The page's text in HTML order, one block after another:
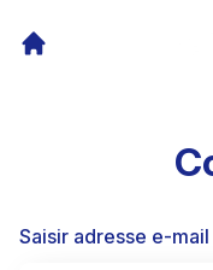
Saisir adresse e-mail